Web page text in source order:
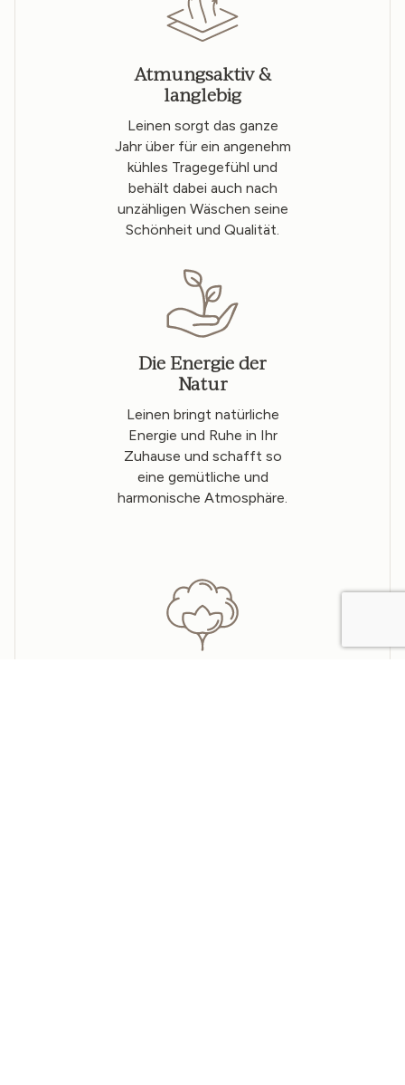
Atmungsaktiv &
langlebig
Leinen sorgt das ganze
Jahr über für ein angenehm
kühles Tragegefühl und
behält dabei auch nach
unzähligen Wäschen seine
Schönheit und Qualität.
Die Energie der
Natur
Leinen bringt natürliche
Energie und Ruhe in Ihr
Zuhause und schafft so
eine gemütliche und
harmonische Atmosphäre.